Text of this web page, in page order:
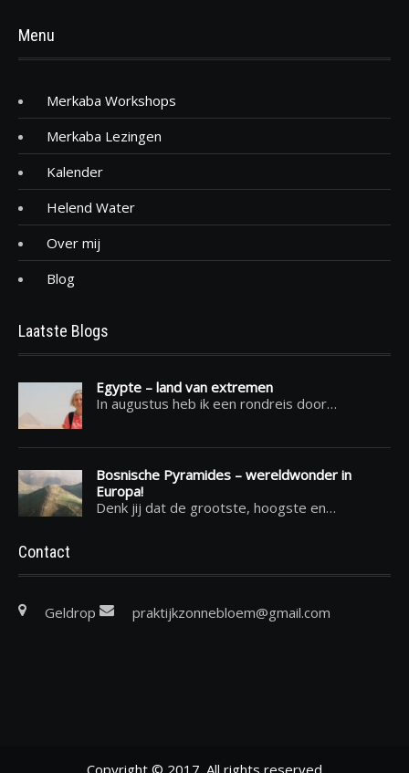
Menu
Merkaba Workshops
Merkaba Lezingen
Kalender
Helend Water
Over mij
Blog
Laatste Blogs
Egypte – land van extremen
In augustus heb ik een rondreis door…
Bosnische Pyramides – wereldwonder in
Europa!
Denk jij dat de grootste, hoogste en…
Contact
Geldrop praktijkzonnebloem@gmail.com
Copyright © 2017. All rights reserved